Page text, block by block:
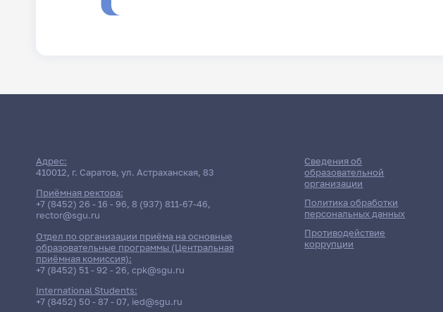
Адрес:
410012, г. Саратов, ул. Астраханская, 83
Приёмная ректора:
+7 (8452) 26 - 16 - 96, 8 (937) 811-67-46,
rector@sgu.ru
Отдел по организации приёма на основные
образовательные программы (Центральная
приёмная комиссия):
+7 (8452) 51 - 92 - 26, cpk@sgu.ru
International Students:
+7 (8452) 50 - 87 - 07, ied@sgu.ru
Сведения об
образовательной
организации
Политика обработки
персональных данных
Противодействие
коррупции